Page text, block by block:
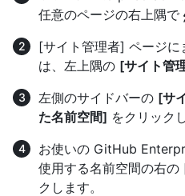
任意のページの右上隅で
[サイト管理者] ページに
は、左上隅の [サイト管
左側のサイドバーの [サ
た名前空間] をクリック
お使いの GitHub
使用する名前空間の右の
クします。